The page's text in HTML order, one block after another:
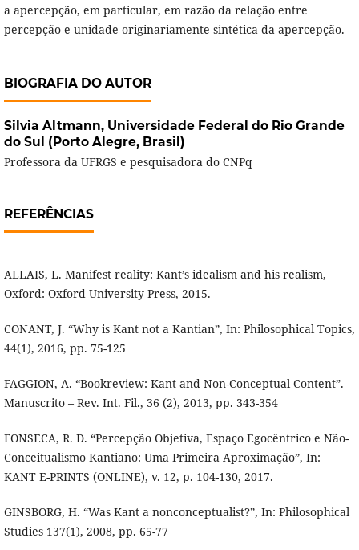
a apercepção, em particular, em razão da relação entre
percepção e unidade originariamente sintética da apercepção.
BIOGRAFIA DO AUTOR
Silvia Altmann, Universidade Federal do Rio Grande
do Sul (Porto Alegre, Brasil)
Professora da UFRGS e pesquisadora do CNPq
REFERÊNCIAS
ALLAIS, L. Manifest reality: Kant’s idealism and his realism,
Oxford: Oxford University Press, 2015.
CONANT, J. “Why is Kant not a Kantian”, In: Philosophical Topics,
44(1), 2016, pp. 75-125
FAGGION, A. “Bookreview: Kant and Non-Conceptual Content”.
Manuscrito – Rev. Int. Fil., 36 (2), 2013, pp. 343-354
FONSECA, R. D. “Percepção Objetiva, Espaço Egocêntrico e Não-
Conceitualismo Kantiano: Uma Primeira Aproximação”, In:
KANT E-PRINTS (ONLINE), v. 12, p. 104-130, 2017.
GINSBORG, H. “Was Kant a nonconceptualist?”, In: Philosophical
Studies 137(1), 2008, pp. 65-77